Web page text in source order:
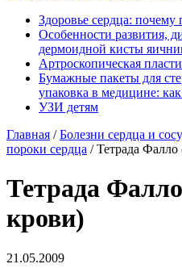
Здоровье сердца:
Особенности развития,
дермоидной кисты
Артроскопическая
Бумажные пакеты для
упаковка в медицине:
УЗИ детям
Главная /Болезни сердца и
пороки сердца /Тетрада
Тетрада
крови)
21.05.2009